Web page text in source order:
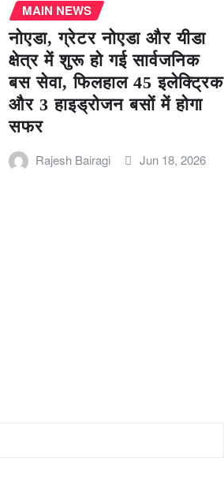
MAIN NEWS
नोएडा, ग्रेटर नोएडा और यीडा
क्षेत्र में शुरू हो गई सार्वजनिक
बस सेवा, फिलहाल 45 इलेक्ट्रिक
और 3 हाइड्रोजन बसों में होगा
सफर
Rajesh Bairagi Jun 18, 2026